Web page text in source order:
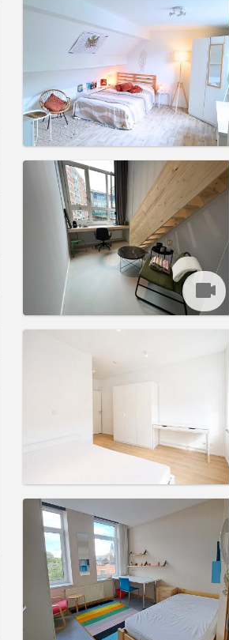
实用信息
500 €
100 €
实用信息
510 €
水电费:10 €
租期:12个月, 暑假
住房登记:有登记条件
12个月, 11个月, 10个月, 5-6个月,
实用信息
租金:525 €
水电费: 100 €
租期: 12个月
住房登记: